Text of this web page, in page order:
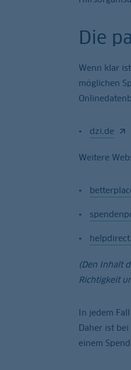
Die
Wenn klar
möglichen
dzi.de
Weitere
(Den Inhalt
Richtigkeit
In jedem
Daher ist
einem